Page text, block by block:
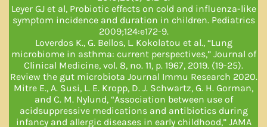
Leyer GJ et al, Probiotic effects on cold and influenza-like
symptom incidence and duration in children. Pediatrics
2009;124:e172-9.
Loverdos K., G. Bellos, L. Kokolatou et al., “Lung
microbiome in asthma: current perspectives,” Journal of
Clinical Medicine, vol. 8, no. 11, p. 1967, 2019. (19-25).
Review the gut microbiota Journal Immu Research 2020.
Mitre E., A. Susi, L. E. Kropp, D. J. Schwartz, G. H. Gorman,
and C. M. Nylund, “Association between use of
acidsuppressive medications and antibiotics during
infancy and allergic diseases in early childhood,” JAMA